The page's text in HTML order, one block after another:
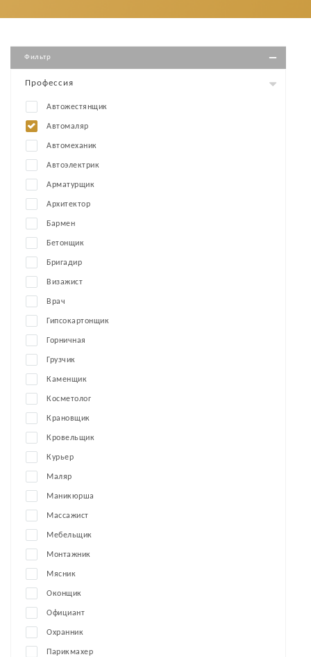
Фильтр
Профессия
Автожестянщик
Автомаляр
Автомеханик
Автоэлектрик
Арматурщик
Архитектор
Бармен
Бетонщик
Бригадир
Визажист
Врач
Гипсокартонщик
Горничная
Грузчик
Каменщик
Косметолог
Крановщик
Кровельщик
Курьер
Маляр
Маникюрша
Массажист
Мебельщик
Монтажник
Мясник
Оконщик
Официант
Охранник
Парикмахер